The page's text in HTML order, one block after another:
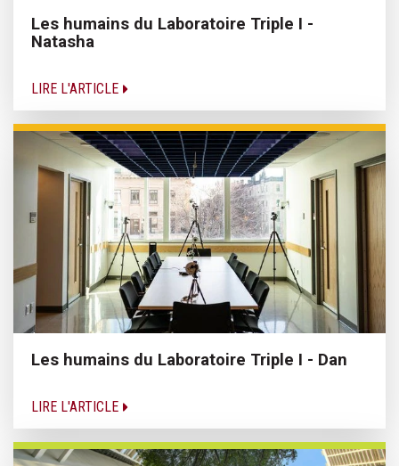
Les humains du Laboratoire Triple I -
Natasha
LIRE L'ARTICLE
Les humains du Laboratoire Triple I - Dan
LIRE L'ARTICLE